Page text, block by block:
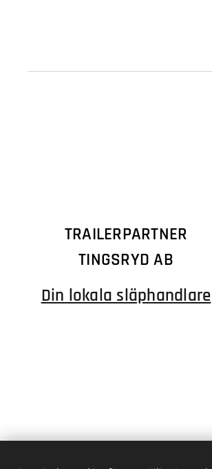
TRAILERPARTNER
TINGSRYD AB
Din lokala släphandlare